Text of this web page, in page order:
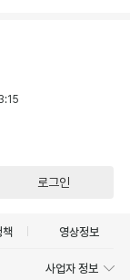
로그인
영상정보
사업자 정보